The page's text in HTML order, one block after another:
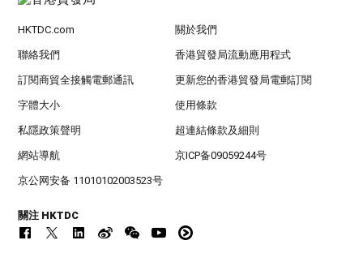
HKTDC.com 關於我們
聯絡我們 香港貿發局流動應用程式
訂閱商貿全接觸電郵通訊 更新您的香港貿發局電郵訂閱
字體大小 使用條款
私隱政策聲明 超連結條款及細則
網站導航 京ICP备09059244号
京公网安备 11010102003523号
關注 HKTDC